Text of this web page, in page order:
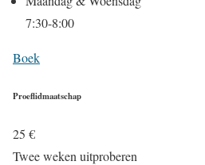
7:30-8:00
Boek
Proeflidmaatschap
25 €
Twee weken uitproberen